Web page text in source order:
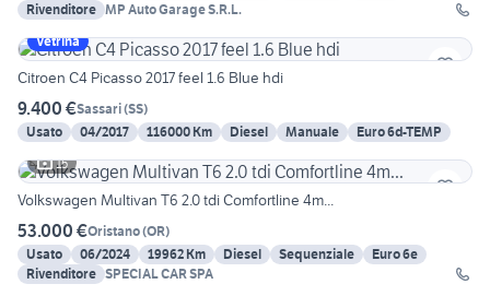
Rivenditore MP Auto Garage S.R.L.
Vetrina
Citroen C4 Picasso 2017 feel 1.6 Blue hdi
9.400 €Sassari(SS)
Usato
04/2017 116000 Km Diesel Manuale
Euro 6d-TEMP
15
Volkswagen Multivan T6 2.0 tdi Comfortline 4m...
53.000 €Oristano(OR)
Usato
06/2024 19962 Km Diesel Sequenziale
Euro 6e
Rivenditore SPECIAL CAR SPA